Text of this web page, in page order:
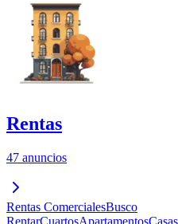
Rentas
47 anuncios
Rentas ComercialesBusco